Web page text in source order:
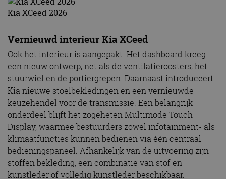
Kia XCeed 2026
Vernieuwd interieur Kia XCeed
Ook het interieur is aangepakt. Het dashboard kreeg
een nieuw ontwerp, net als de ventilatieroosters, het
stuurwiel en de portiergrepen. Daarnaast introduceert
Kia nieuwe stoelbekledingen en een vernieuwde
keuzehendel voor de transmissie. Een belangrijk
onderdeel blijft het zogeheten Multimode Touch
Display, waarmee bestuurders zowel infotainment- als
klimaatfuncties kunnen bedienen via één centraal
bedieningspaneel. Afhankelijk van de uitvoering zijn
stoffen bekleding, een combinatie van stof en
kunstleder of volledig kunstleder beschikbaar.